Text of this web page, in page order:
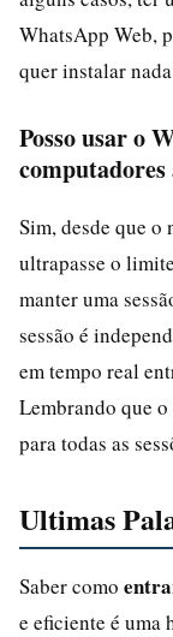
WhatsApp Web,
quer instalar
Posso usar o
computadores
Sim, desde que
ultrapasse o
manter uma
sessão é
em tempo real
Lembrando que
para todas as
Ultimas
Saber como
e eficiente é uma